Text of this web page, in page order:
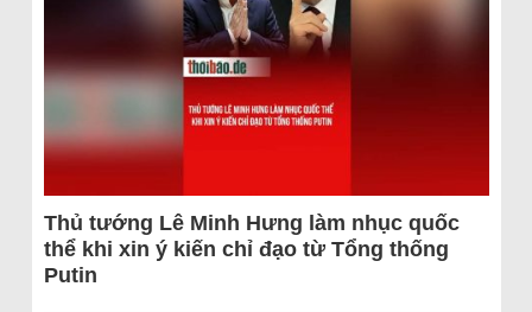
Thủ tướng Lê Minh Hưng làm nhục quốc
thể khi xin ý kiến chỉ đạo từ Tổng thống
Putin